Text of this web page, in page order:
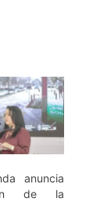
anuncia
de la